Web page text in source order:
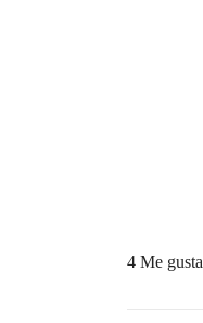
4 Me gusta